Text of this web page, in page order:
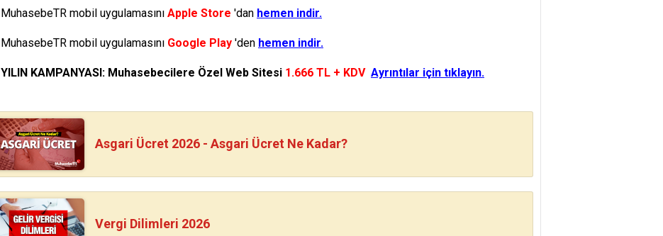
MuhasebeTR mobil uygulamasını Apple Store 'dan hemen indir.
MuhasebeTR mobil uygulamasını Google Play 'den hemen indir.
YILIN KAMPANYASI: Muhasebecilere Özel Web Sitesi 1.666 TL + KDV Ayrıntılar için tıklayın.
Asgari Ücret 2026 - Asgari Ücret Ne Kadar?
Vergi Dilimleri 2026